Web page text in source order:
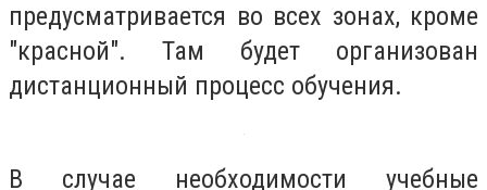
предусматривается во всех зонах, кроме
"красной". Там будет организован
дистанционный процесс обучения.
В случае необходимости учебные